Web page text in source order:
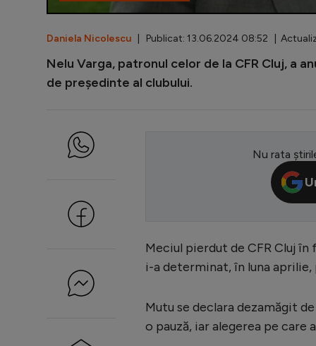
Daniela Nicolescu | Publicat: 13.06.2024 08:52 |
Nelu Varga, patronul celor de la CFR Cluj, a
de președinte al clubului.
Nu rata
Meciul pierdut de CFR Cluj
i-a determinat, în luna
Mutu se declara dezamăgit
o pauză, iar alegerea pe